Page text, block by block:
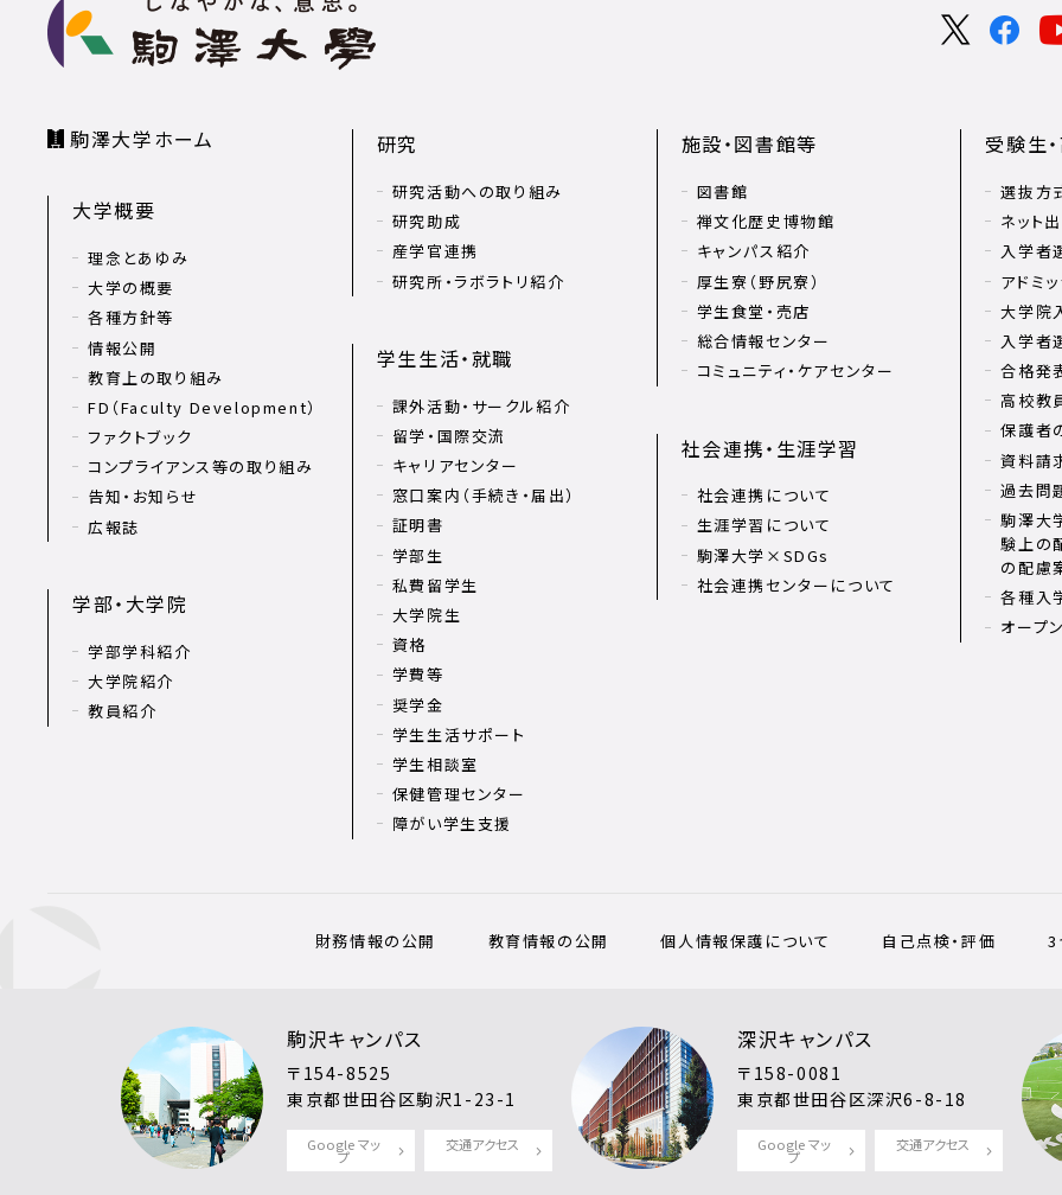
駒澤大学ホーム
大学概要
理念とあゆみ
大学の概要
各種方針等
情報公開
教育上の取り組み
FD（Faculty Development）
ファクトブック
コンプライアンス等の取り組み
告知・お知らせ
広報誌
学部・大学院
学部学科紹介
大学院紹介
教員紹介
研究
研究活動への取り組み
研究助成
産学官連携
研究所・ラボラトリ紹介
学生生活・就職
課外活動・サークル紹介
留学・国際交流
キャリアセンター
窓口案内（手続き・届出）
証明書
学部生
私費留学生
大学院生
資格
学費等
奨学金
学生生活サポート
学生相談室
保健管理センター
障がい学生支援
施設・図書館等
図書館
禅文化歴史博物館
キャンパス紹介
厚生寮（野尻寮）
学生食堂・売店
総合情報センター
コミュニティ・ケアセンター
社会連携・生涯学習
社会連携について
生涯学習について
駒澤大学×SDGs
社会連携センターについて
受験生
選抜方
ネット
入学者
アドミ
大学院
入学者
合格発
高校教
保護者
資料請
過去問
駒澤大
験上の
の配慮
各種入
オープ
財務情報の公開 教育情報の公開 個人情報保護について 自己点検・評価 3
駒沢キャンパス
〒154-8525
東京都世田谷区駒沢1-23-1
Google マッ
プ
交通アクセス
深沢キャンパス
〒158-0081
東京都世田谷区深沢6-8-18
Google マッ
プ
交通アクセス